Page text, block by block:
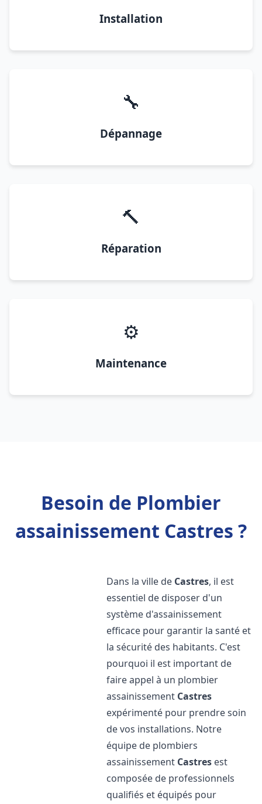
Installation
🔧
Dépannage
🔨
Réparation
⚙️
Maintenance
Besoin de Plombier
assainissement Castres ?
Dans la ville de Castres, il est
essentiel de disposer d'un
système d'assainissement
efficace pour garantir la santé et
la sécurité des habitants. C'est
pourquoi il est important de
faire appel à un plombier
assainissement Castres
expérimenté pour prendre soin
de vos installations. Notre
équipe de plombiers
assainissement Castres est
composée de professionnels
qualifiés et équipés pour